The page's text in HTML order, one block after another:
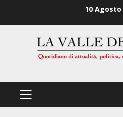
10 Agosto
PRIMÄRES